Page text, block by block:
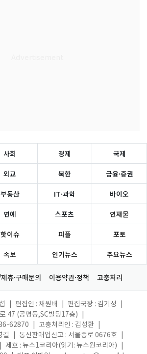
사회 경제 국제
외교 북한 금융·증권
부동산 IT·과학 바이오
연예 스포츠 연재물
핫이슈 피플 포토
속보 인기뉴스 주요뉴스
휴·구매문의 이용약관·정책 고충처리
편집인 : 채원배 편집국장 : 김기성
47 (공평동,SC빌딩17층)
62870
고충처리인 : 김성환
길
통신판매업신고 : 서울종로 0676호
제호 : 뉴스1코리아(읽기: 뉴스원코리아)